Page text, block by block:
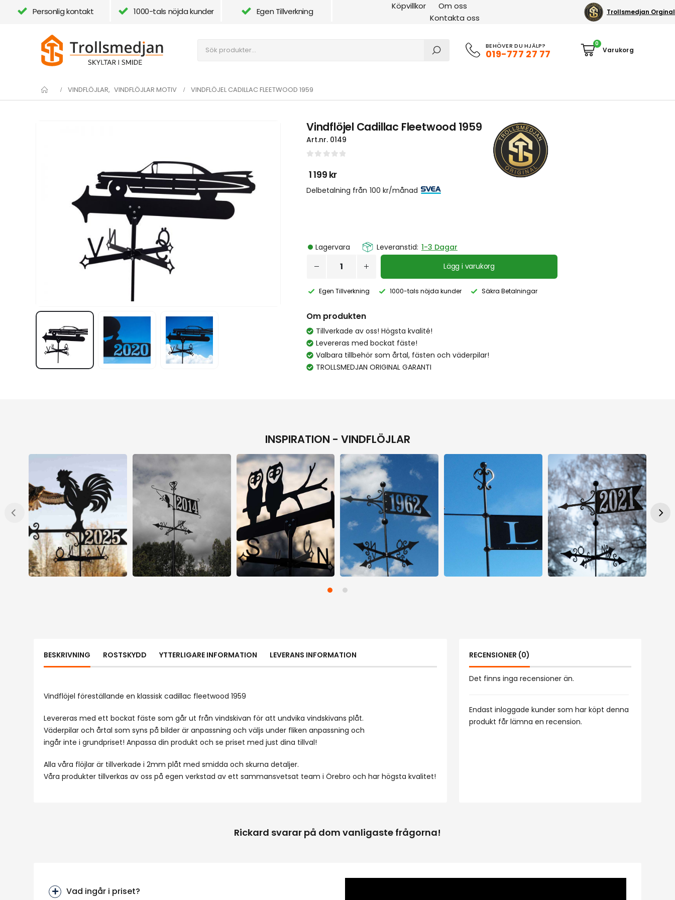
Personlig kontakt 1000-tals nöjda kunder Egen Tillverkning
Köpvillkor
Om oss
Kontakta oss
Trollsmedjan Orginal
BEHÖVER DU HJÄLP?
019-777 27 77
0
VINDFLÖJLAR, VINDFLÖJLAR MOTIV VINDFLÖJEL CADILLAC FLEETWOOD 1959
Vindflöjel Cadillac Fleetwood 1959
Art.nr. 0149
1 199 kr
Delbetalning från 100 kr/månad
Lagervara Leveranstid: 1-3 Dagar
Lägg i varukorg
Egen Tillverkning 1000-tals nöjda kunder Säkra Betalningar
Om produkten
Tillverkade av oss! Högsta kvalité!
Levereras med bockat fäste!
Valbara tillbehör som årtal, fästen och väderpilar!
TROLLSMEDJAN ORIGINAL GARANTI
INSPIRATION - VINDFLÖJLAR
BESKRIVNING ROSTSKYDD YTTERLIGARE INFORMATION LEVERANS INFORMATION
Vindflöjel föreställande en klassisk cadillac fleetwood 1959
Levereras med ett bockat fäste som går ut från vindskivan för att undvika vindskivans plåt.
Väderpilar och årtal som syns på bilder är anpassning och väljs under fliken anpassning och
ingår inte i grundpriset! Anpassa din produkt och se priset med just dina tillval!
Alla våra flöjlar är tillverkade i 2mm plåt med smidda och skurna detaljer.
Våra produkter tillverkas av oss på egen verkstad av ett sammansvetsat team i Örebro och har högsta kvalitet!
RECENSIONER (0)
Det finns inga recensioner än.
Endast inloggade kunder som har köpt denna
produkt får lämna en recension.
Rickard svarar på dom vanligaste frågorna!
Vad ingår i priset?